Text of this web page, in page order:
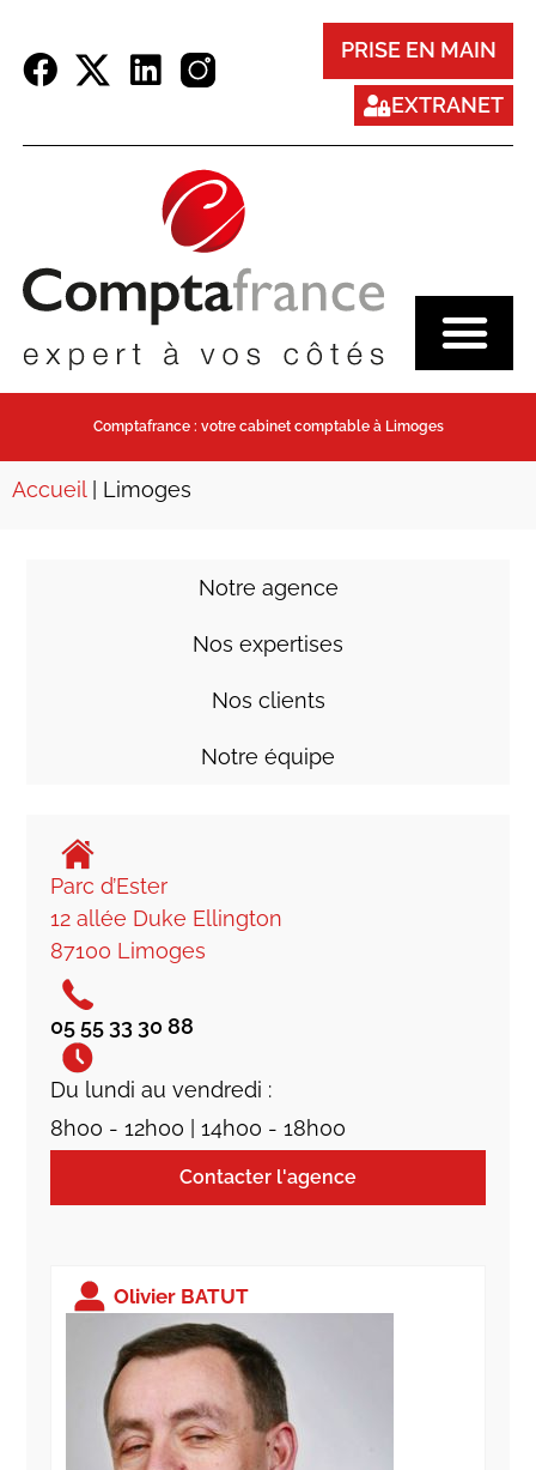
PRISE EN MAIN
EXTRANET
Comptafrance : votre cabinet comptable à Limoges
Accueil| Limoges
Notre agence
Nos expertises
Nos clients
Notre équipe
Parc d’Ester
12 allée Duke Ellington
87100 Limoges
05 55 33 30 88
Du lundi au vendredi :
8h00 - 12h00 | 14h00 - 18h00
Contacter l'agence
Olivier BATUT